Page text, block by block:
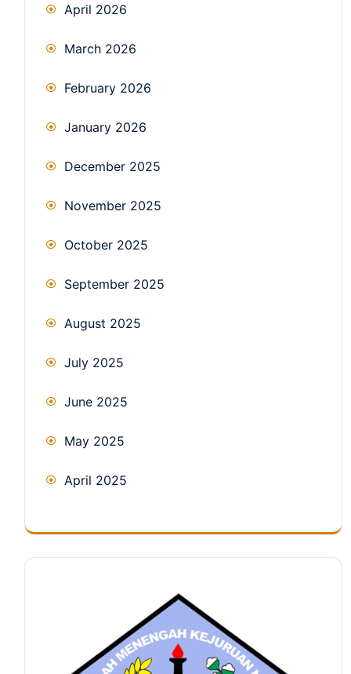
April 2026
March 2026
February 2026
January 2026
December 2025
November 2025
October 2025
September 2025
August 2025
July 2025
June 2025
May 2025
April 2025